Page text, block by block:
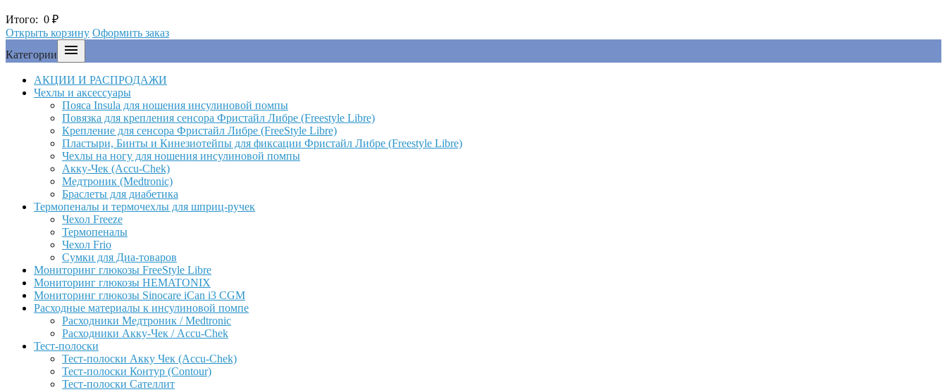
Итого: 0 ₽
Открыть корзину Оформить заказ
Категории

АКЦИИ И РАСПРОДАЖИ
Чехлы и аксессуары
Пояса Insula для ношения инсулиновой помпы
Повязка для крепления сенсора Фристайл Либре (Freestyle Libre)
Крепление для сенсора Фристайл Либре (FreeStyle Libre)
Пластыри, Бинты и Кинезиотейпы для фиксации Фристайл Либре (Freestyle Libre)
Чехлы на ногу для ношения инсулиновой помпы
Акку-Чек (Accu-Chek)
Медтроник (Medtronic)
Браслеты для диабетика
Термопеналы и термочехлы для шприц-ручек
Чехол Freeze
Термопеналы
Чехол Frio
Сумки для Диа-товаров
Мониторинг глюкозы FreeStyle Libre
Мониторинг глюкозы HEMATONIX
Мониторинг глюкозы Sinocare iCan i3 CGM
Расходные материалы к инсулиновой помпе
Расходники Медтроник / Medtronic
Расходники Акку-Чек / Accu-Chek
Тест-полоски
Тест-полоски Акку Чек (Accu-Chek)
Тест-полоски Контур (Contour)
Тест-полоски Сателлит